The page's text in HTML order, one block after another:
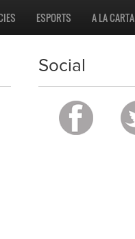
A LA CARTA
ESPORTS
Social